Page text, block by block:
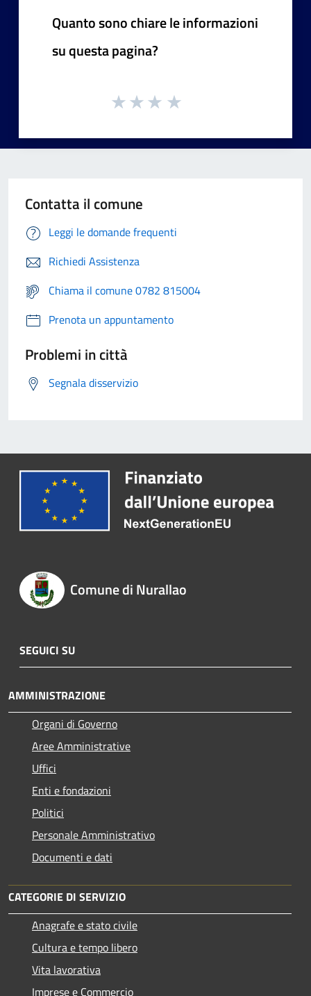
Quanto sono chiare le informazioni
su questa pagina?
Contatta il comune
Leggi le domande frequenti
Richiedi Assistenza
Chiama il comune 0782 815004
Prenota un appuntamento
Problemi in città
Segnala disservizio
Comune di Nurallao
SEGUICI SU
AMMINISTRAZIONE
Organi di Governo
Aree Amministrative
Uffici
Enti e fondazioni
Politici
Personale Amministrativo
Documenti e dati
CATEGORIE DI SERVIZIO
Anagrafe e stato civile
Cultura e tempo libero
Vita lavorativa
Imprese e Commercio